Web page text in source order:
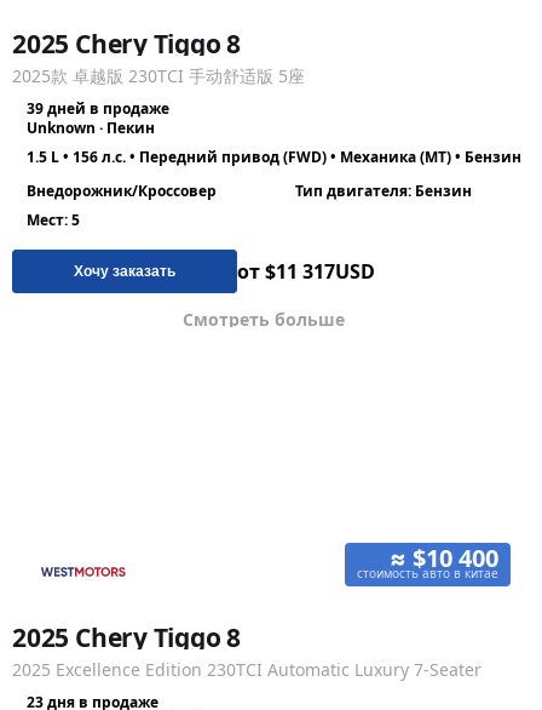
2025 Chery Tiggo 8
2025款 卓越版 230TCI 手动舒适版 5座
39 дней в продаже
Unknown · Пекин
1.5 L • 156 л.с. • Передний привод (FWD) • Механика (MT) • Бензин
Внедорожник/Кроссовер
Тип двигателя: Бензин
Мест: 5
Хочу заказать от $11 317USD
Смотреть больше
≈ $10 400
стоимость авто в китае
2025 Chery Tiggo 8
2025 Excellence Edition 230TCI Automatic Luxury 7-Seater
23 дня в продаже